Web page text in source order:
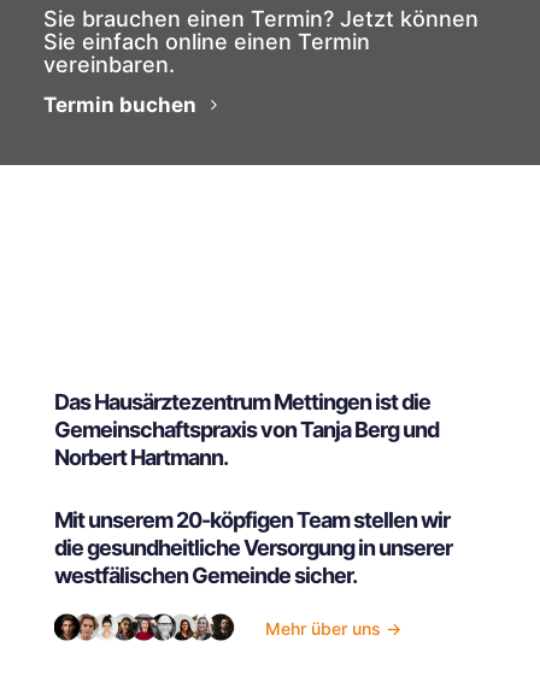
Sie brauchen einen Termin? Jetzt können
Sie einfach online einen Termin
vereinbaren.
Termin buchen
Das Hausärztezentrum Mettingen ist die
Gemeinschaftspraxis von Tanja Berg und
Norbert Hartmann.
Mit unserem 20-köpfigen Team stellen wir
die gesundheitliche Versorgung in unserer
westfälischen Gemeinde sicher.
Mehr über uns →